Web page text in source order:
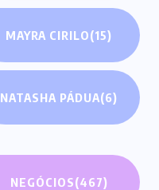
MAYRA CIRILO(15)
NATASHA PÁDUA(6)
NEGÓCIOS(467)